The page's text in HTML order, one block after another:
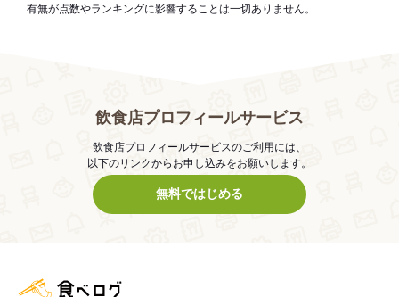
有無が点数やランキングに影響することは一切ありません。
飲食店プロフィールサービス
飲食店プロフィールサービスのご利用には、
以下のリンクからお申し込みをお願いします。
無料ではじめる